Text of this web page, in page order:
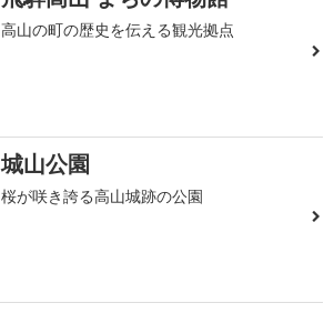
高山の町の歴史を伝える観光拠点
城山公園
桜が咲き誇る高山城跡の公園